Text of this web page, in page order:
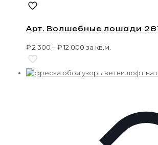
Арт. Волшебные лошади
₽2 300 –₽12 000 за кв.м.